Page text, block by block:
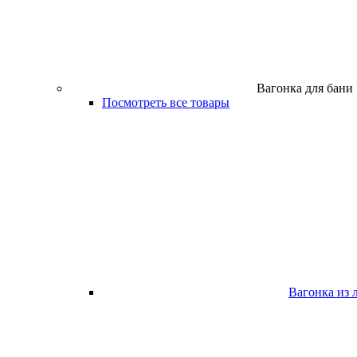
Вагонка для бани
Посмотреть все товары
Вагонка из